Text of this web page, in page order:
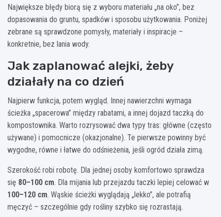
Największe błędy biorą się z wyboru materiału „na oko”, bez
dopasowania do gruntu, spadków i sposobu użytkowania. Poniżej
zebrane są sprawdzone pomysły, materiały i inspiracje –
konkretnie, bez lania wody.
Jak zaplanować alejki, żeby
działały na co dzień
Najpierw funkcja, potem wygląd. Innej nawierzchni wymaga
ścieżka „spacerowa” między rabatami, a innej dojazd taczką do
kompostownika. Warto rozrysować dwa typy tras: główne (często
używane) i pomocnicze (okazjonalne). Te pierwsze powinny być
wygodne, równe i łatwe do odśnieżenia, jeśli ogród działa zimą.
Szerokość robi robotę. Dla jednej osoby komfortowo sprawdza
się 80–100 cm. Dla mijania lub przejazdu taczki lepiej celować w
100–120 cm. Wąskie ścieżki wyglądają „lekko”, ale potrafią
męczyć – szczególnie gdy rośliny szybko się rozrastają.